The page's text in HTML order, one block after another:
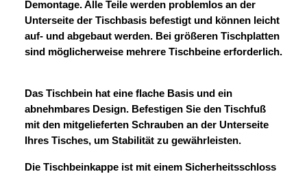
Demontage. Alle Teile werden problemlos an der
Unterseite der Tischbasis befestigt und können leicht
auf- und abgebaut werden. Bei größeren Tischplatten
sind möglicherweise mehrere Tischbeine erforderlich.
Das Tischbein hat eine flache Basis und ein
abnehmbares Design. Befestigen Sie den Tischfuß
mit den mitgelieferten Schrauben an der Unterseite
Ihres Tisches, um Stabilität zu gewährleisten.
Die Tischbeinkappe ist mit einem Sicherheitsschloss